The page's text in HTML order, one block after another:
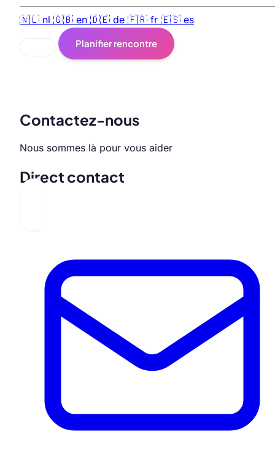
🇳🇱 nl 🇬🇧 en 🇩🇪 de 🇫🇷 fr 🇪🇸 es
Planifier rencontre
Contactez-nous
Nous sommes là pour vous aider
Direct contact